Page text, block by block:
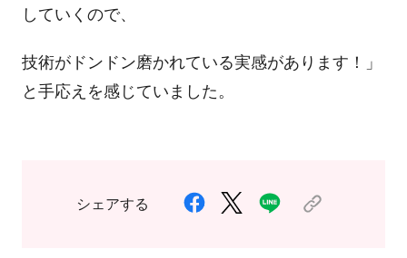
していくので、
技術がドンドン磨かれている実感があります！」
と手応えを感じていました。
シェアする